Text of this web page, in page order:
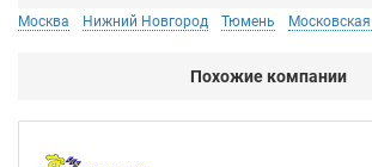
Москва Нижний Новгород Тюмень
Похожие компании